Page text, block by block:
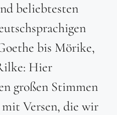
beliebtesten
bis Mörike,
Hier
großen Stimmen
Versen, die wir